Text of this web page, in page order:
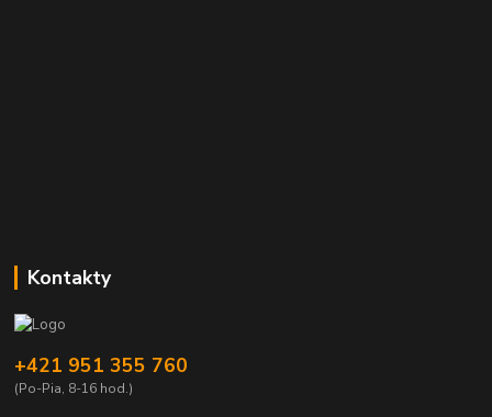
Kontakty
+421 951 355 760
(Po-Pia, 8-16 hod.)